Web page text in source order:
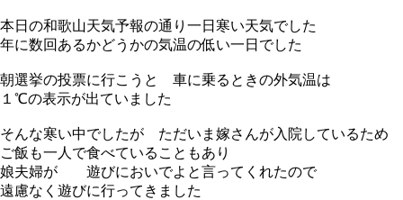
本日の和歌山天気予報の通り一日寒い天気でした
年に数回あるかどうかの気温の低い一日でした
朝選挙の投票に行こうと 車に乗るときの外気温は
１℃の表示が出ていました
そんな寒い中でしたが ただいま嫁さんが入院しているため
ご飯も一人で食べていることもあり
娘夫婦が 遊びにおいでよと言ってくれたので
遠慮なく遊びに行ってきました